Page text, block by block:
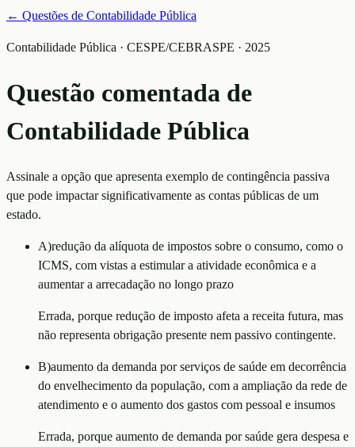
← Questões de Contabilidade Pública
Contabilidade Pública · CESPE/CEBRASPE · 2025
Questão comentada de
Contabilidade Pública
Assinale a opção que apresenta exemplo de contingência passiva
que pode impactar significativamente as contas públicas de um
estado.
A)redução da alíquota de impostos sobre o consumo, como o
ICMS, com vistas a estimular a atividade econômica e a
aumentar a arrecadação no longo prazo
Errada, porque redução de imposto afeta a receita futura, mas
não representa obrigação presente nem passivo contingente.
B)aumento da demanda por serviços de saúde em decorrência
do envelhecimento da população, com a ampliação da rede de
atendimento e o aumento dos gastos com pessoal e insumos
Errada, porque aumento de demanda por saúde gera despesa e